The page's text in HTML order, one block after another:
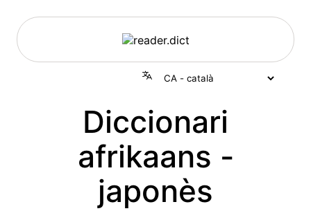
Diccionari
afrikaans -
japonès